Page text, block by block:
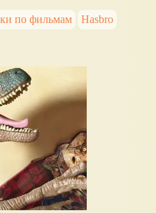
по фильмам
Hasbro